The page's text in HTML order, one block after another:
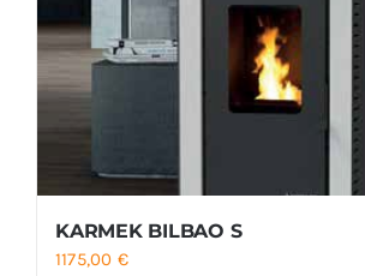
KARMEK BILBAO S
1175,00 €